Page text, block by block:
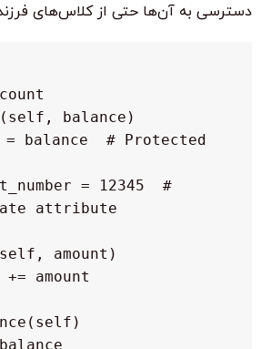
دسترسی به آن‌ها حتی از کلاس‌های
= balance  # Protected
= 12345  #